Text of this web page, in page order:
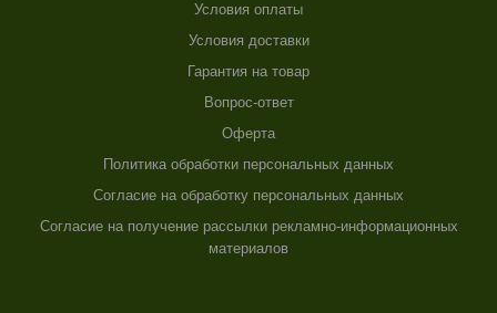
Условия оплаты
Условия доставки
Гарантия на товар
Вопрос-ответ
Оферта
Политика обработки персональных данных
Согласие на обработку персональных данных
Согласие на получение рассылки рекламно-информационных
материалов